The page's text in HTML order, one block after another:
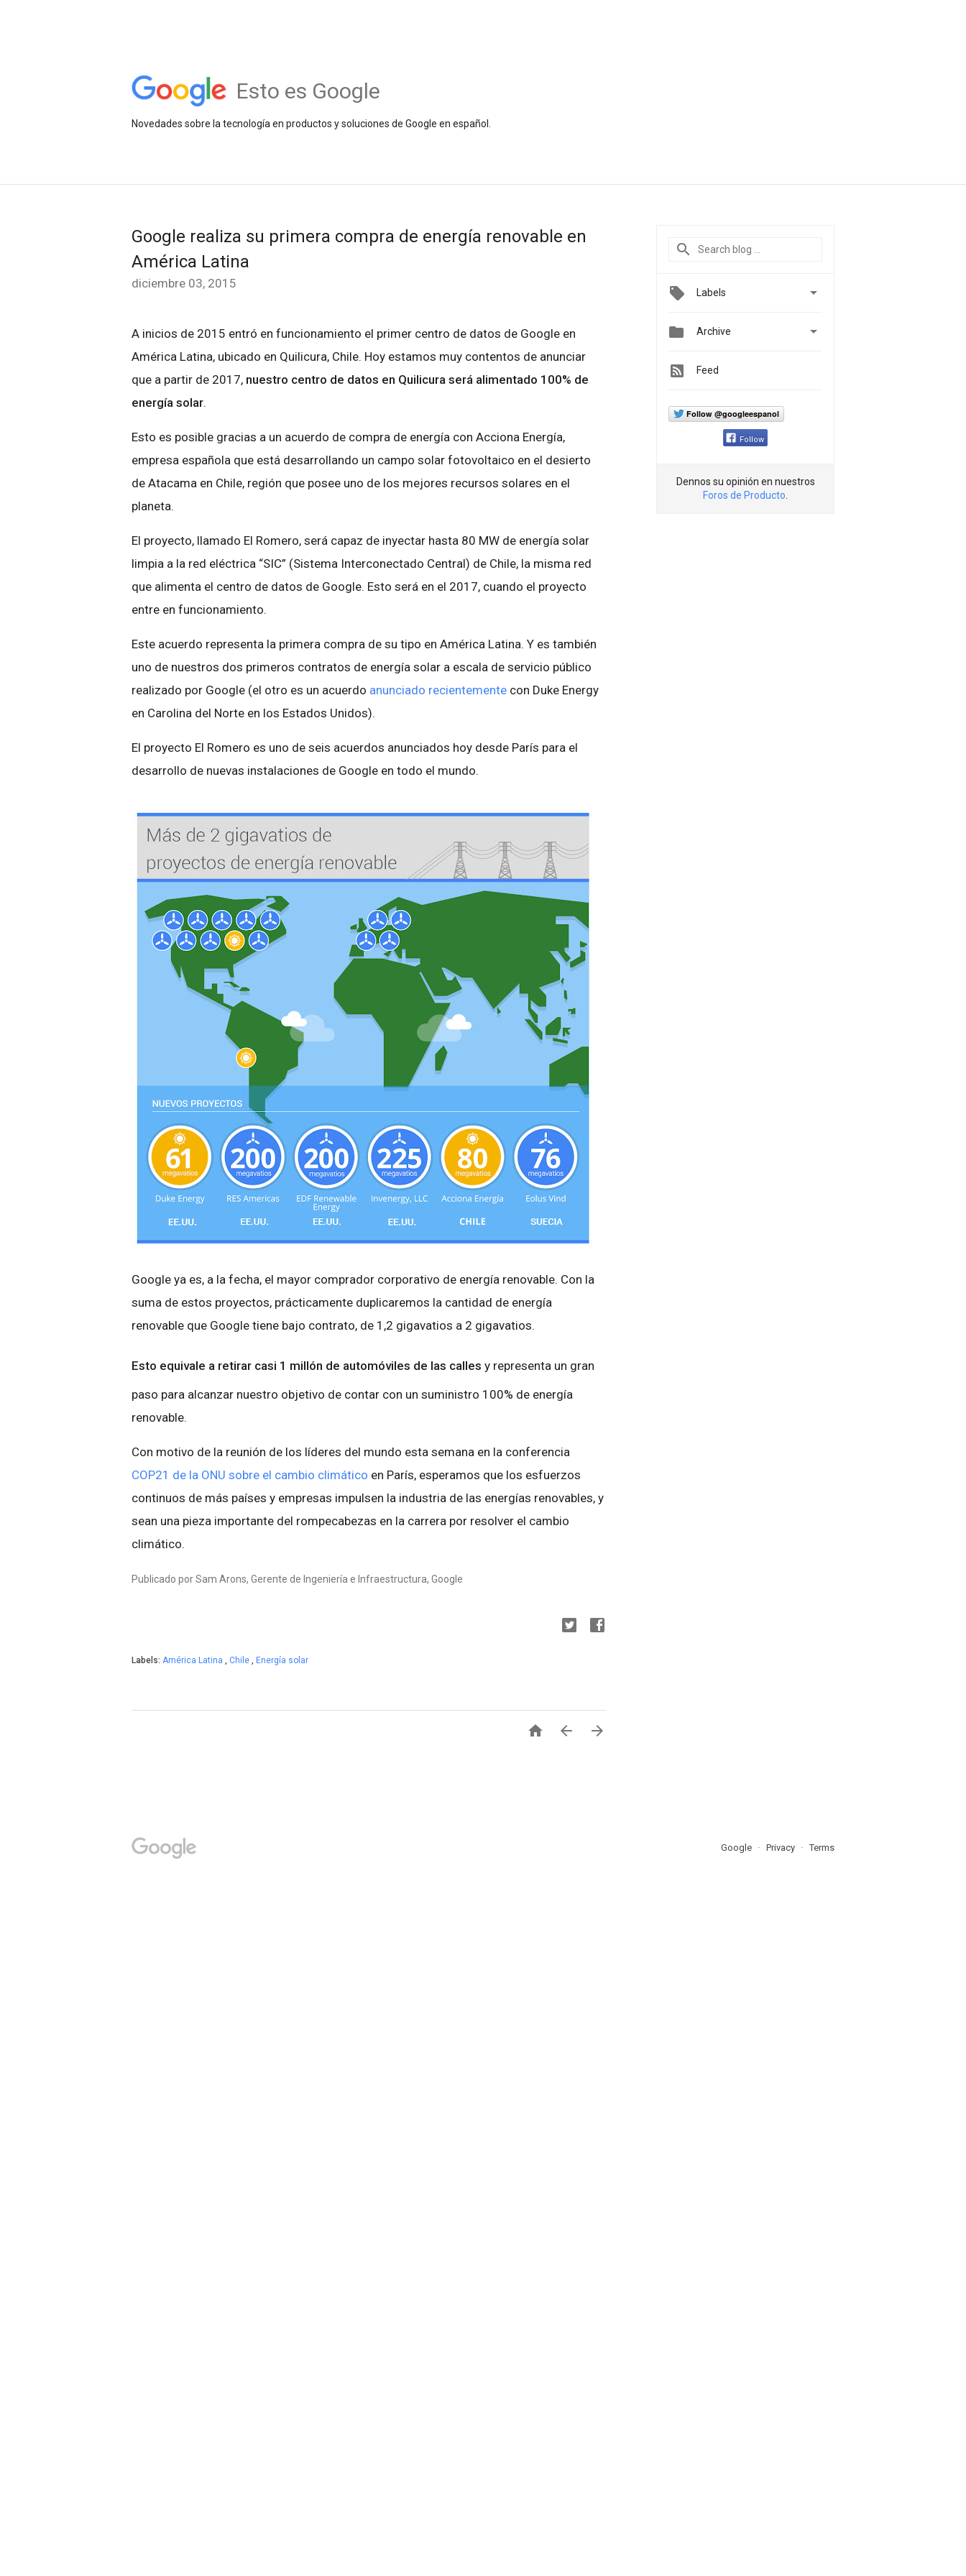
Esto es Google
Novedades sobre la tecnología en productos y soluciones de Google en español.
Google realiza su primera compra de energía renovable en
América Latina
diciembre 03, 2015
A inicios de 2015 entró en funcionamiento el primer centro de datos de Google en
América Latina, ubicado en Quilicura, Chile. Hoy estamos muy contentos de anunciar
que a partir de 2017, nuestro centro de datos en Quilicura será alimentado 100% de
energía solar.
Esto es posible gracias a un acuerdo de compra de energía con Acciona Energía,
empresa española que está desarrollando un campo solar fotovoltaico en el desierto
de Atacama en Chile, región que posee uno de los mejores recursos solares en el
planeta.
El proyecto, llamado El Romero, será capaz de inyectar hasta 80 MW de energía solar
limpia a la red eléctrica “SIC” (Sistema Interconectado Central) de Chile, la misma red
que alimenta el centro de datos de Google. Esto será en el 2017, cuando el proyecto
entre en funcionamiento.
Este acuerdo representa la primera compra de su tipo en América Latina. Y es también
uno de nuestros dos primeros contratos de energía solar a escala de servicio público
realizado por Google (el otro es un acuerdo anunciado recientemente con Duke Energy
en Carolina del Norte en los Estados Unidos).
El proyecto El Romero es uno de seis acuerdos anunciados hoy desde París para el
desarrollo de nuevas instalaciones de Google en todo el mundo.
Google ya es, a la fecha, el mayor comprador corporativo de energía renovable. Con la
suma de estos proyectos, prácticamente duplicaremos la cantidad de energía
renovable que Google tiene bajo contrato, de 1,2 gigavatios a 2 gigavatios.
Esto equivale a retirar casi 1 millón de automóviles de las calles y representa un gran
paso para alcanzar nuestro objetivo de contar con un suministro 100% de energía
renovable.
Con motivo de la reunión de los líderes del mundo esta semana en la conferencia
COP21 de la ONU sobre el cambio climático en París, esperamos que los esfuerzos
continuos de más países y empresas impulsen la industria de las energías renovables, y
sean una pieza importante del rompecabezas en la carrera por resolver el cambio
climático.
Publicado por Sam Arons, Gerente de Ingeniería e Infraestructura, Google
Labels: América Latina , Chile , Energía solar
  
Labels 
 Archive 
Feed
Follow @googleespanol
Follow
Dennos su opinión en nuestros
Foros de Producto
Google Privacy Terms